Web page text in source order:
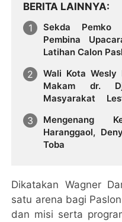
BERITA LAINNYA
Sekda Pemko
Pembina
Latihan Calon
Wali Kota Wesly
Makam dr.
Masyarakat
Mengenang
Haranggaol,
Toba
Dikatakan Wagner
satu arena bagi
dan misi serta